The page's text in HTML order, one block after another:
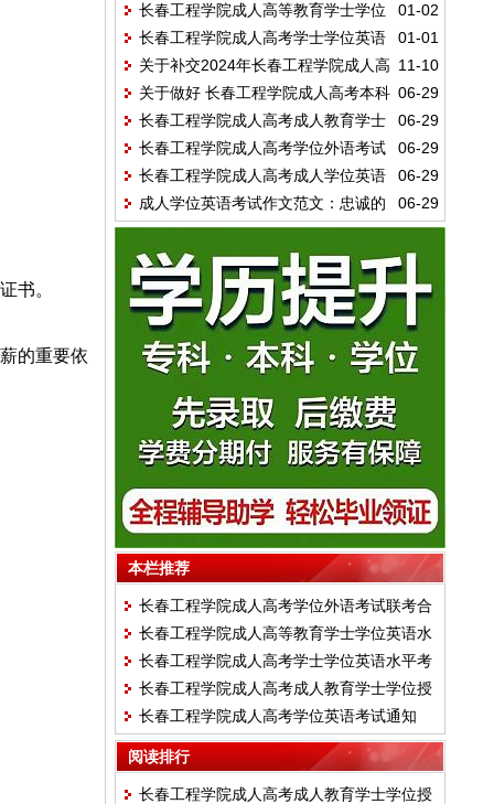
书。
的重要依
联考合作体考试的通知
01-02
长春工程学院成人高等教育学士学位
英语水平考试大纲
01-01
长春工程学院成人高考学士学位英语
水平考试报名流程
11-10
关于补交2024年长春工程学院成人高
考学位申请费及提交论文维普审核的通知06-29
关于做好 长春工程学院成人高考本科
学士学位英语统一考试报名工作的通知06-29
长春工程学院成人高考成人教育学士
学位授予工作细则
06-29
长春工程学院成人高考学位外语考试
联考合作体的通知安排
06-29
长春工程学院成人高考成人学位英语
考试作文范文：中国礼物
06-29
成人学位英语考试作文范文：忠诚的
狗
本栏推荐
长春工程学院成人高考学位外语考试联考合
作体考试的通知
长春工程学院成人高等教育学士学位英语水
平考试大纲
长春工程学院成人高考学士学位英语水平考
试报名流程
长春工程学院成人高考成人教育学士学位授
予工作细则
长春工程学院成人高考学位英语考试通知
阅读排行
长春工程学院成人高考成人教育学士学位授